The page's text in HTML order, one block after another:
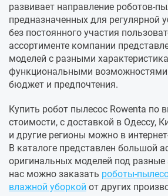
развивает направление роботов-
предназначенных для регулярной
без постоянного участия
ассортименте компании
моделей с разными
функциональными
бюджет и предпочтения.
Купить робот пылесос Rowenta по
стоимости, с доставкой в Одессу,
и другие регионы можно в
В каталоге представлен большой
оригинальных моделей под
нас можно заказать роботы-
влажной уборкой от других